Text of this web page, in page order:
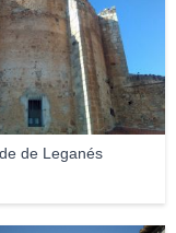
de Leganés